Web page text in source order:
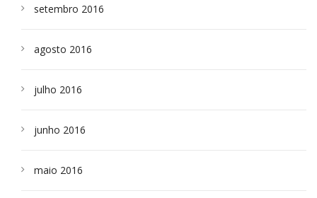
setembro 2016
agosto 2016
julho 2016
junho 2016
maio 2016